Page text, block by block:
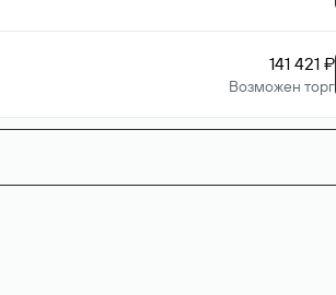
141 421 ₽
Возможен торг